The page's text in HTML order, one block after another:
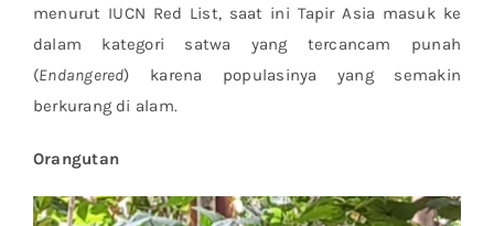
menurut IUCN Red List, saat ini Tapir Asia masuk ke
dalam kategori satwa yang tercancam punah
(Endangered) karena populasinya yang semakin
berkurang di alam.
Orangutan